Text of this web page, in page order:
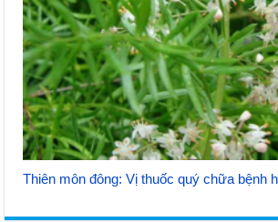
Thiên môn đông: Vị thuốc quý chữa bệnh